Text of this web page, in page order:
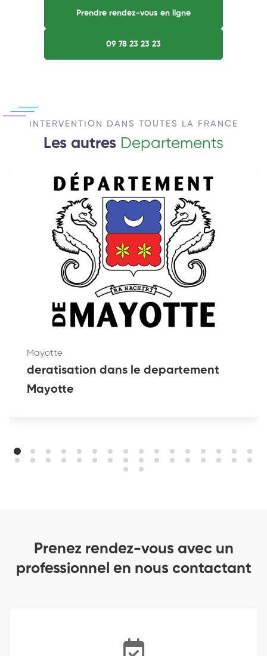
Prendre rendez-vous en ligne
09 78 23 23 23
INTERVENTION DANS TOUTES LA FRANCE
Les autres Departements
Mayotte
deratisation dans le departement
Mayotte
Prenez rendez-vous avec un
professionnel en nous contactant